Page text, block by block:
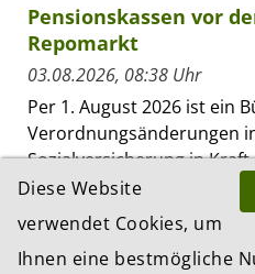
Pensionskassen vor
Repomarkt
03.08.2026, 08:38 Uhr
Per 1. August 2026 ist ein
Verordnungsänderungen
Sozialversicherung in
administrativ unauffällig
Vermögensverwaltung
Diese Website
verwendet Cookies, um
Ihnen eine bestmögliche